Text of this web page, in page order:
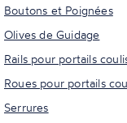
Boutons et Poignées
Olives de Guidage
Rails pour portails
Roues pour portails
Serrures